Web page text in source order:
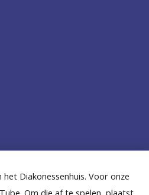
Diakonessenhuis. Voor onze